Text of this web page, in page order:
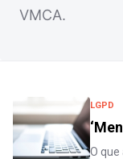
VMCA.
LGPD
O